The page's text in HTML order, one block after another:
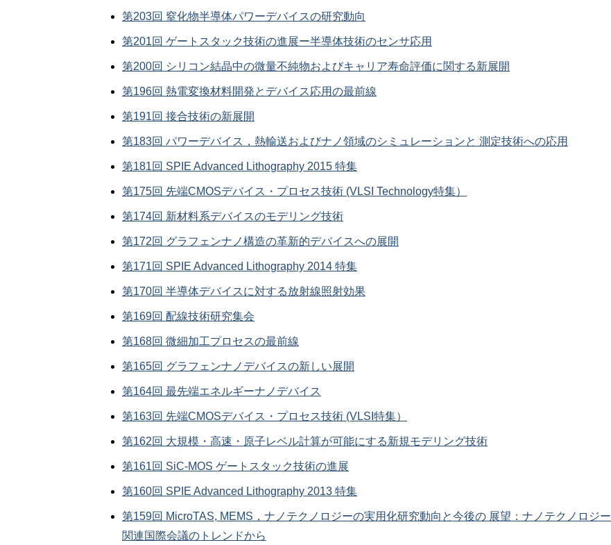
第203回 窒化物半導体パワーデバイスの研究動向
第201回 ゲートスタック技術の進展ー半導体技術のセンサ応用
第200回 シリコン結晶中の微量不純物およびキャリア寿命評価に関する新展開
第196回 熱電変換材料開発とデバイス応用の最前線
第191回 接合技術の新展開
第183回 パワーデバイス，熱輸送およびナノ領域のシミュレーションと 測定技術への応用
第181回 SPIE Advanced Lithography 2015 特集
第175回 先端CMOSデバイス・プロセス技術 (VLSI Technology特集）
第174回 新材料系デバイスのモデリング技術
第172回 グラフェンナノ構造の革新的デバイスへの展開
第171回 SPIE Advanced Lithography 2014 特集
第170回 半導体デバイスに対する放射線照射効果
第169回 配線技術研究集会
第168回 微細加工プロセスの最前線
第165回 グラフェンナノデバイスの新しい展開
第164回 最先端エネルギーナノデバイス
第163回 先端CMOSデバイス・プロセス技術 (VLSI特集）
第162回 大規模・高速・原子レベル計算が可能にする新規モデリング技術
第161回 SiC-MOS ゲートスタック技術の進展
第160回 SPIE Advanced Lithography 2013 特集
第159回 MicroTAS, MEMS，ナノテクノロジーの実用化研究動向と今後の 展望：ナノテクノロジー
関連国際会議のトレンドから